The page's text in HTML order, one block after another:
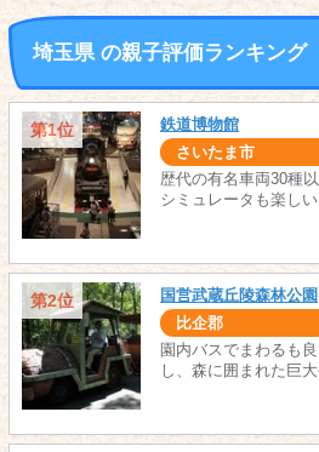
埼玉県 の親子評価ランキング
第1位 鉄道博物館
さいたま市
歴代の有名車両30種
シミュレータも楽しい
第2位 国営武蔵丘陵森林公園
比企郡
園内バスでまわるも
し、森に囲まれた巨